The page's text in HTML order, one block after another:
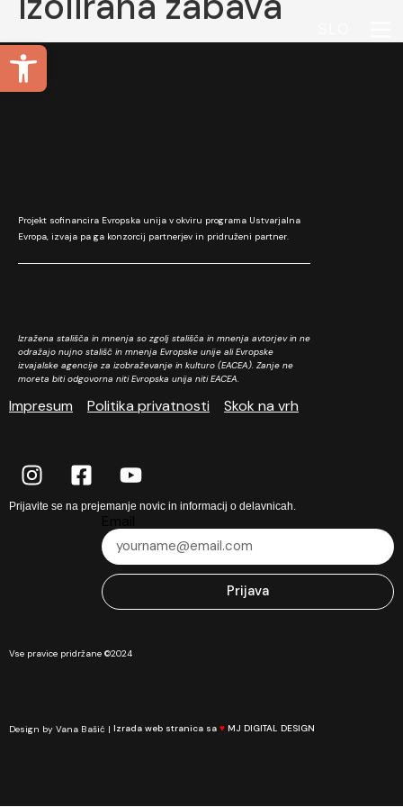
Open toolbar
Projekt sofinancira Evropska unija v okviru programa Ustvarjalna
Evropa, izvaja pa ga konzorcij partnerjev in pridruženi partner.
Izražena stališča in mnenja so zgolj stališča in mnenja avtorjev in ne
odražajo nujno stališč in mnenja Evropske unije ali Evropske
izvajalske agencije za izobraževanje in kulturo (EACEA). Zanje ne
moreta biti odgovorna niti Evropska unija niti EACEA.
Impresum Politika privatnosti Skok na vrh
Prijavite se na prejemanje novic in informacij o delavnicah.
Prijava
Vse pravice pridržane ©2024
Design by Vana Bašić | Izrada web stranica sa ♥ MJ DIGITAL DESIGN